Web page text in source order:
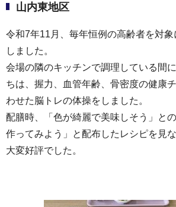
山内東地区
令和7年11月、毎年恒例の高齢者を対
しました。
会場の隣のキッチンで調理している間
ちは、握力、血管年齢、骨密度の健康
わせた脳トレの体操をしました。
配膳時、「色が綺麗で美味しそう」と
作ってみよう」と配布したレシピを見
大変好評でした。